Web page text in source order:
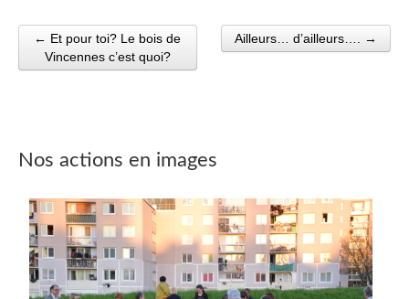
Post navigation
← Et pour toi? Le bois de
Vincennes c’est quoi?
Ailleurs… d’ailleurs…. →
Nos actions en images